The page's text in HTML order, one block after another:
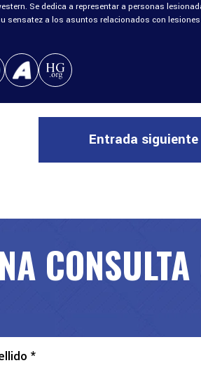
Se dedica a representar a personas
sensatez a los asuntos relacionados con lesiones
Entrada siguiente